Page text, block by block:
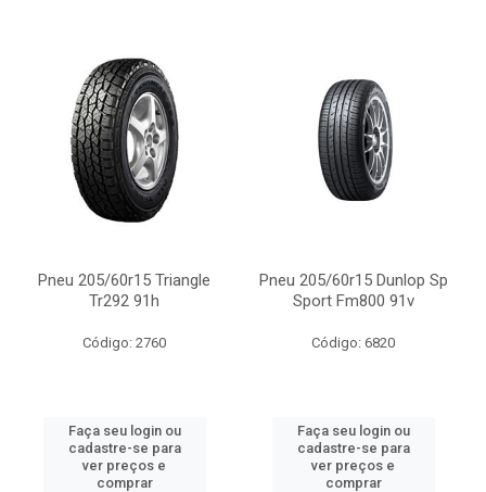
Pneu 205/60r15 Triangle
Tr292 91h
Código: 2760
Faça seu login ou
cadastre-se para
ver preços e
comprar
Pneu 205/60r15 Dunlop Sp
Sport Fm800 91v
Código: 6820
Faça seu login ou
cadastre-se para
ver preços e
comprar